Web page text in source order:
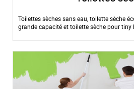
Toilettes sèches sans eau, toilette sèche
grande capacité et toilette sèche pour tiny